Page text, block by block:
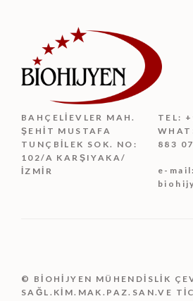
BAHÇELIEVLER MAH.
ŞEHIT MUSTAFA
TUNÇBILEK SOK. NO:
102/A KARŞIYAKA/
İZMIR
TEL:
883
e-mail:
© BİOHİJYEN MÜHENDİSLİK
SAĞL.KİM.MAK.PAZ.SAN.VE